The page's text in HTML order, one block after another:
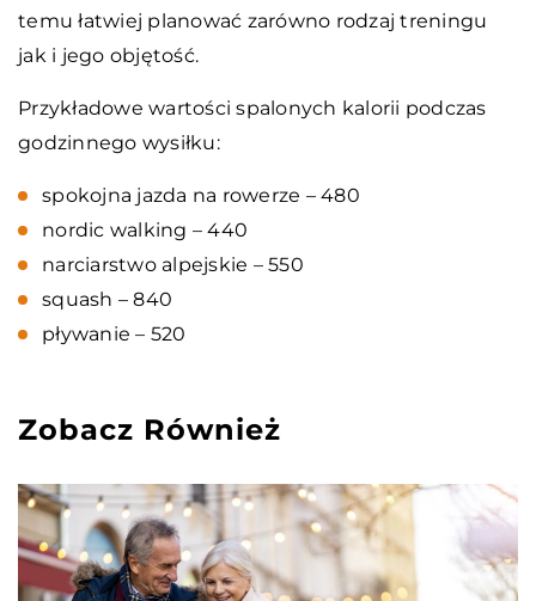
temu łatwiej planować zarówno rodzaj treningu
jak i jego objętość.
Przykładowe wartości spalonych kalorii podczas
godzinnego wysiłku:
spokojna jazda na rowerze – 480
nordic walking – 440
narciarstwo alpejskie – 550
squash – 840
pływanie – 520
Zobacz Również